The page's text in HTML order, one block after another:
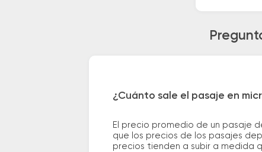
¿Cuánto sale el pasaje en
El precio promedio de un pasaje
que los precios de los pasajes
precios tienden a subir a medida